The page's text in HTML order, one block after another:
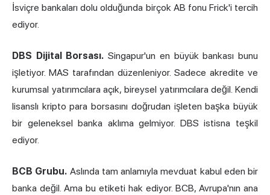
İsviçre bankaları dolu olduğunda birçok AB fonu Frick'i tercih
ediyor.
DBS Dijital Borsası. Singapur'un en büyük bankası bunu
işletiyor. MAS tarafından düzenleniyor. Sadece akredite ve
kurumsal yatırımcılara açık, bireysel yatırımcılara değil. Kendi
lisanslı kripto para borsasını doğrudan işleten başka büyük
bir geleneksel banka aklıma gelmiyor. DBS istisna teşkil
ediyor.
BCB Grubu. Aslında tam anlamıyla mevduat kabul eden bir
banka değil. Ama bu etiketi hak ediyor. BCB, Avrupa'nın ana